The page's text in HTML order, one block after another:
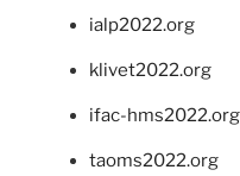
ialp2022.org
klivet2022.org
ifac-hms2022.org
taoms2022.org